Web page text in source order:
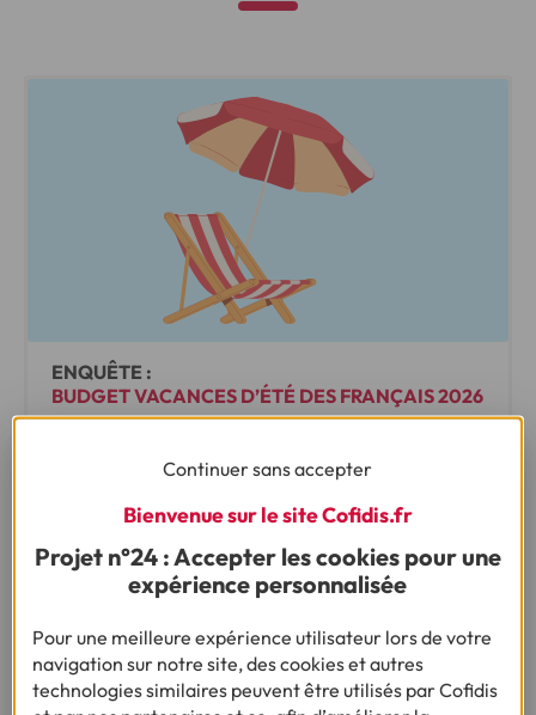
ENQUÊTE :
BUDGET VACANCES D’ÉTÉ DES FRANÇAIS 2026
Le budget vacances des Français atteint son plus
• 08/06/2026 3min
Continuer sans accepter
Bienvenue sur le site Cofidis.fr
Projet n°24 : Accepter les cookies pour une
expérience personnalisée
Pour une meilleure expérience utilisateur lors de votre
navigation sur notre site, des cookies et autres
technologies similaires peuvent être utilisés par Cofidis